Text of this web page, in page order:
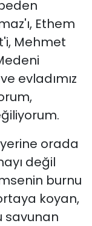
Ethem
Mehmet
evladımız
orada
değil
burnu
koyan,
savunan